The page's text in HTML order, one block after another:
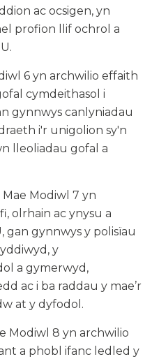
ac ocsigen, yn
profion llif ochrol a
6 yn archwilio effaith
cymdeithasol i
gynnwys canlyniadau
i'r unigolion sy'n
lleoliadau gofal a
Mae Modiwl 7 yn
olrhain ac ynysu a
gynnwys y polisïau
y
a gymerwyd,
ac i ba raddau y mae’r
at y dyfodol.
Modiwl 8 yn archwilio
a phobl ifanc ledled y